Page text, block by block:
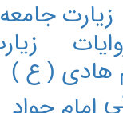
امام جواد
هادی ( ع )
زیارت